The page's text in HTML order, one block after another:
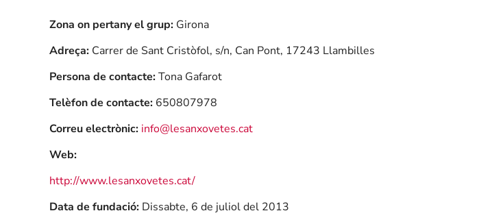
Zona on pertany el grup: Girona
Adreça: Carrer de Sant Cristòfol, s/n, Can Pont, 17243 Llambilles
Persona de contacte:Tona Gafarot
Telèfon de contacte: 650807978
Correu electrònic: info@lesanxovetes.cat
Web:
http://www.lesanxovetes.cat/
Data de fundació: Dissabte, 6 de juliol del 2013